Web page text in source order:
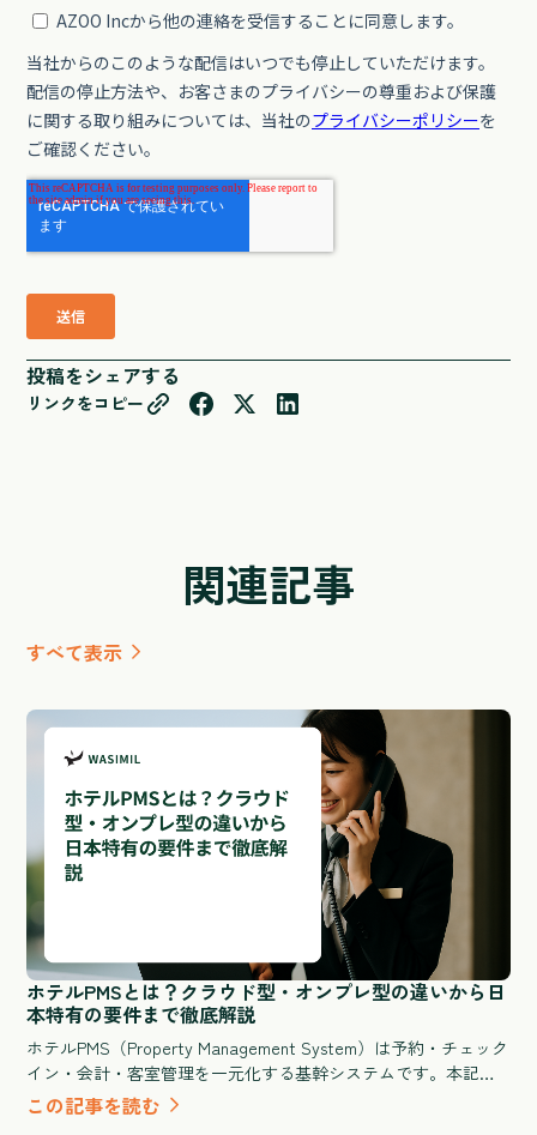
投稿をシェアする
リンクをコピー
関連記事
すべて表示
ホテルPMSとは？クラウド型・オンプレ型の違いから日
本特有の要件まで徹底解説
ホテルPMS（Property Management System）は予約・チェック
イン・会計・客室管理を一元化する基幹システムです。本記事
ではPMSの基本定義からクラウド型とオンプレ型の違い、イン
この記事を読む